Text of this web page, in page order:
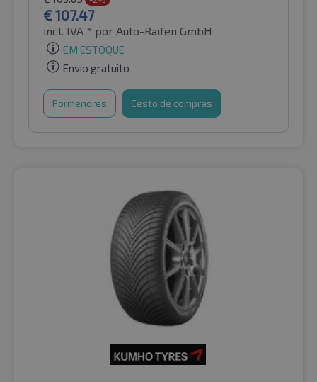
€107.47
incl. IVA * por Auto-Raifen GmbH
EM ESTOQUE
Envio gratuito
Pormenores Cesto de compras